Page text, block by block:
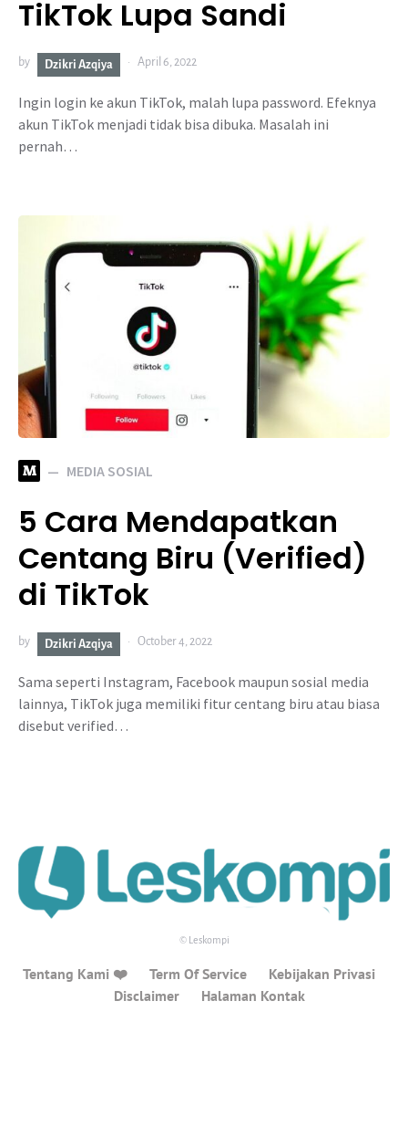
TikTok Lupa Sandi
by Dzikri Azqiya April 6, 2022
Ingin login ke akun TikTok, malah lupa password. Efeknya
akun TikTok menjadi tidak bisa dibuka. Masalah ini
pernah…
M MEDIA SOSIAL
5 Cara Mendapatkan
Centang Biru (Verified)
di TikTok
by Dzikri Azqiya October 4, 2022
Sama seperti Instagram, Facebook maupun sosial media
lainnya, TikTok juga memiliki fitur centang biru atau biasa
disebut verified…
© Leskompi
Tentang Kami ❤️ Term Of Service
Kebijakan Privasi
Disclaimer
Halaman Kontak